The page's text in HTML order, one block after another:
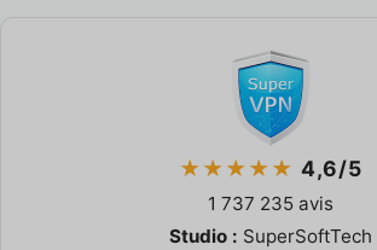
★★★★★ 4,6/5
1 737 235 avis
Studio : SuperSoftTech